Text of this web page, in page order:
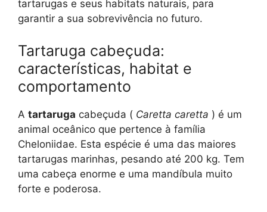
tartarugas e seus habitats naturais, para
garantir a sua sobrevivência no futuro.
Tartaruga cabeçuda:
características, habitat e
comportamento
A tartaruga cabeçuda ( Caretta caretta ) é um
animal oceânico que pertence à família
Cheloniidae. Esta espécie é uma das maiores
tartarugas marinhas, pesando até 200 kg. Tem
uma cabeça enorme e uma mandíbula muito
forte e poderosa.